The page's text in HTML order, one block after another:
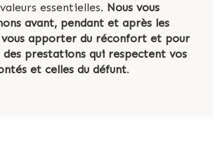
essentielles. Nous vous
avant, pendant et après les
vous apporter du réconfort et pour
prestations qui respectent vos
et celles du défunt.